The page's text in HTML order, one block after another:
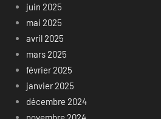
juin 2025
mai 2025
avril 2025
mars 2025
février 2025
janvier 2025
décembre 2024